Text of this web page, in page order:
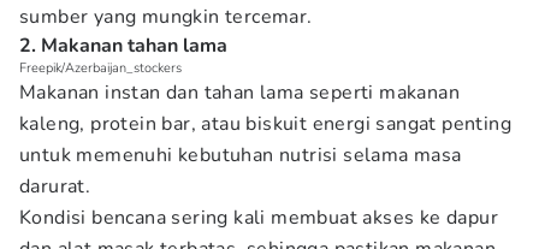
sumber yang mungkin tercemar.
2. Makanan tahan lama
Freepik/Azerbaijan_stockers
Makanan instan dan tahan lama seperti makanan
kaleng, protein bar, atau biskuit energi sangat penting
untuk memenuhi kebutuhan nutrisi selama masa
darurat.
Kondisi bencana sering kali membuat akses ke dapur